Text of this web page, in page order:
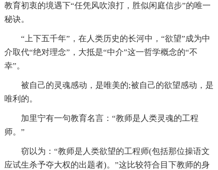
教育初衷的境遇下“任凭风吹浪打，胜似闲庭信步”的唯一
秘诀。
“上下五千年”，在人类历史的长河中，“欲望”成为中
介取代“绝对理念”，大抵是“中介”这一哲学概念的“不
幸”。
被自己的灵魂感动，是唯美的;被自己的欲望感动，是
唯利的。
加里宁有一句教育名言：“教师是人类灵魂的工程
师。”
窃以为：“教师是人类欲望的工程师(包括那位操语文
应试生杀予夺大权的出题者)。”这比较符合目下教师的身